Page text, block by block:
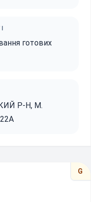
готових
Р-Н, М.
G